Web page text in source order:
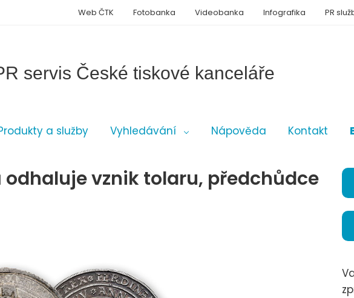
servis České tiskové kanceláře
a služby Vyhledávání Nápověda Kontakt
Web ČTK Fotobanka Videobanka Infografika PR
vznik tolaru, předchůdce